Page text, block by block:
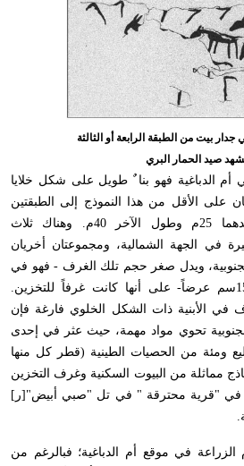
بيت من الطبقة الرابعة أو الثالثة
صيد الحمار البري
أم الدباغية فهو بنا ٌ طويل على شكل خلايا
على الأقل من هذا النموذج إلى الطبقتين
الرابعة والثالثة، وطول أحدهما 25م وطول الآخر 40م. وهناك ثلاث
في الجهة الشمالية، ومجموعتان أخريان
ويدل صغر حجم تلك الغرف - فهو في
المتوسط 175سم طولاً و150سم عرضاً- على أنها كانت غرفاً للتخزين.
الأبنية ذات الشكل الخلوي فارغة فإن
تحوي مواد مهمة، حيث عثر في إحدى
من المقاليع ومئة من الحصيات الطينية (قطر كل منها
مماثلة من البيوت السكنية وغرف التخزين
في "قرية محترقة " في تل "صبي أبيض"[ر]
.
في موقع أم الدباغية؛ فبالرغم من